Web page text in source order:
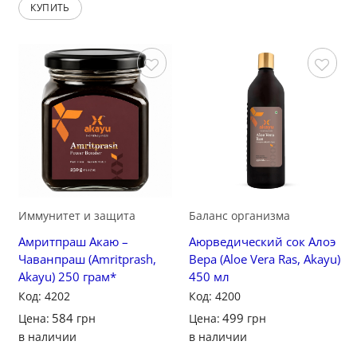
КУПИТЬ
Сохранить
Иммунитет и защита
Амритпраш Акаю –
Чаванпраш (Amritprash,
Akayu) 250 грам*
Код: 4202
Цена: 584 грн
в наличии
Сохранить
Баланс организма
Аюрведический сок Алоэ
Вера (Aloe Vera Ras, Akayu)
450 мл
Код: 4200
Цена: 499 грн
в наличии